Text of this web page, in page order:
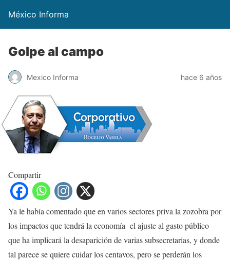
México Informa
Golpe al campo
Mexico Informa hace 6 años
Compartir
Ya le había comentado que en varios sectores priva la zozobra por
los impactos que tendrá la economía el ajuste al gasto público
que ha implicará la desaparición de varias subsecretarias, y donde
tal parece se quiere cuidar los centavos, pero se perderán los